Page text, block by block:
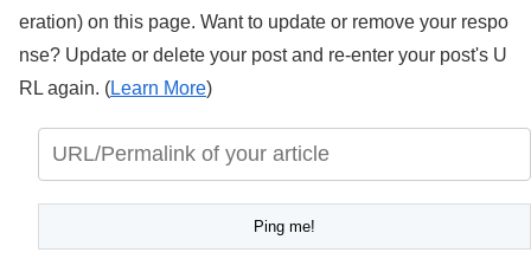
eration) on this page. Want to update or remove your respo
nse? Update or delete your post and re-enter your post's U
RL again. (Learn More)